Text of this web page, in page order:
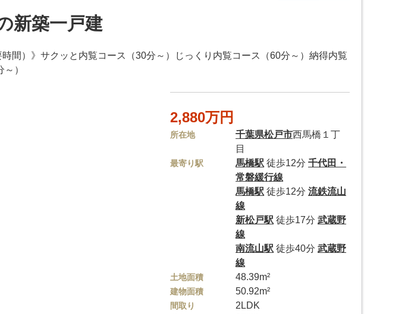
新築一戸建
間）》サクッと内覧コース（30分～）じっくり内覧コース（60分～）納得内覧
）
2,880万円
所在地 千葉県松戸市西馬橋１丁
目
最寄り駅 馬橋駅 徒歩12分千代田・
常磐緩行線
馬橋駅 徒歩12分流鉄流山
線
新松戸駅 徒歩17分武蔵野
線
南流山駅 徒歩40分武蔵野
線
土地面積 48.39m²
建物面積 50.92m²
間取り 2LDK